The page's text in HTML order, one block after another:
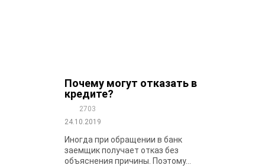
Почему могут отказать в
кредите?
2703
24.10.2019
Иногда при обращении в банк
заемщик получает отказ без
объяснения причины. Поэтому...